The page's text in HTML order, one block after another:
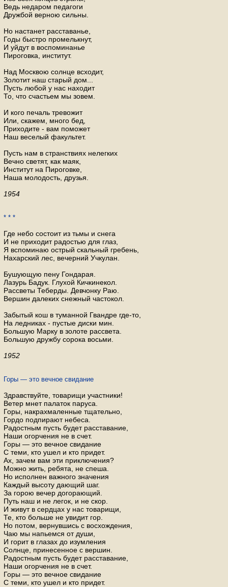
Ведь недаром педагоги
Дружбой верною сильны.
Но настанет расставанье,
Годы быстро промелькнут,
И уйдут в воспоминанье
Пироговка, институт.
Над Москвою солнце всходит,
Золотит наш старый дом...
Пусть любой у нас находит
То, что счастьем мы зовем.
И кого печаль тревожит
Или, скажем, много бед,
Приходите - вам поможет
Наш веселый факультет.
Пусть нам в странствиях нелегких
Вечно светят, как маяк,
Институт на Пироговке,
Наша молодость, друзья.
1954
* * *
Где небо состоит из тьмы и снега
И не приходит радостью для глаз,
Я вспоминаю острый скальный гребень,
Нахарский лес, вечерний Учкулан.
Бушующую пену Гондарая.
Лазурь Бадук. Глухой Кичкинекол.
Рассветы Теберды. Девчонку Раю.
Вершин далеких снежный частокол.
Забытый кош в туманной Гвандре где-то,
На ледниках - пустые диски мин.
Большую Марку в золоте рассвета.
Большую дружбу сорока восьми.
1952
Горы — это вечное свидание
Здравствуйте, товарищи участники!
Ветер мнет палаток паруса.
Горы, накрахмаленные тщательно,
Гордо подпирают небеса.
Радостным пусть будет расставание,
Наши огорчения не в счет.
Горы — это вечное свидание
С теми, кто ушел и кто придет.
Ах, зачем вам эти приключения?
Можно жить, ребята, не спеша.
Но исполнен важного значения
Каждый высоту дающий шаг.
За горою вечер догорающий.
Путь наш и не легок, и не скор.
И живут в сердцах у нас товарищи,
Те, кто больше не увидит гор.
Но потом, вернувшись с восхождения,
Чаю мы напьемся от души,
И горит в глазах до изумления
Солнце, принесенное с вершин.
Радостным пусть будет расставание,
Наши огорчения не в счет.
Горы — это вечное свидание
С теми, кто ушел и кто придет.